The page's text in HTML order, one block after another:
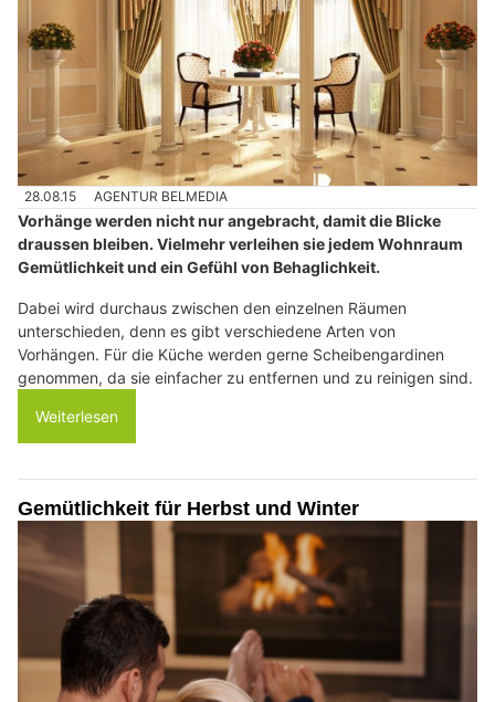
28.08.15 AGENTUR BELMEDIA
Vorhänge werden nicht nur angebracht, damit die Blicke
draussen bleiben. Vielmehr verleihen sie jedem Wohnraum
Gemütlichkeit und ein Gefühl von Behaglichkeit.
Dabei wird durchaus zwischen den einzelnen Räumen
unterschieden, denn es gibt verschiedene Arten von
Vorhängen. Für die Küche werden gerne Scheibengardinen
genommen, da sie einfacher zu entfernen und zu reinigen sind.
Weiterlesen
Gemütlichkeit für Herbst und Winter